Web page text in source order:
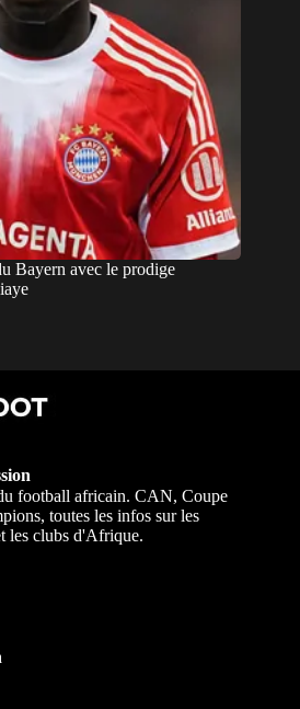
Bayern avec le prodige
football africain. CAN, Coupe
toutes les infos sur les
les clubs d'Afrique.